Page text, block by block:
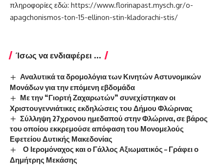
πληροφορίες εδώ: https://www.florinapast.mysch.gr/o-
apagchonismos-ton-15-ellinon-stin-kladorachi-stis/
Ίσως να ενδιαφέρει ...
Αναλυτικά τα δρομολόγια των Κινητών Αστυνομικών
Μονάδων για την επόμενη εβδομάδα
Με την “Γιορτή Ζαχαρωτών” συνεχίστηκαν οι
Χριστουγεννιάτικες εκδηλώσεις του Δήμου Φλώρινας
Σύλληψη 27χρονου ημεδαπού στην Φλώρινα, σε βάρος
του οποίου εκκρεμούσε απόφαση του Μονομελούς
Εφετείου Δυτικής Μακεδονίας
Ο Ιερομόναχος και ο Γάλλος Αξιωματικός – Γράφει ο
Δημήτρης Μεκάσης